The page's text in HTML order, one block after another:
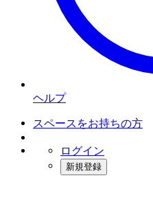
ヘルプ
スペースをお持ちの方
ログイン
新規登録